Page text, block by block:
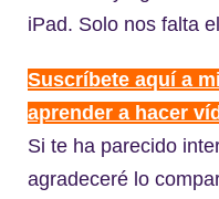
iPad. Solo nos falta
Suscríbete aquí a
aprender a hacer
Si te ha parecido
agradeceré lo